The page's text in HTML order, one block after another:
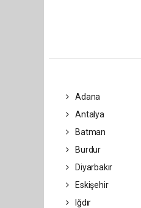
Adana
Antalya
Batman
Burdur
Diyarbakır
Eskişehir
Iğdır